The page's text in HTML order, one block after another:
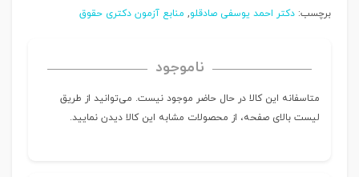
برچسب: دکتر احمد یوسفی صادقلو, منابع آزمون دکتری حقوق
ناموجود
متاسفانه این کالا در حال حاضر موجود نیست. می‌توانید از طریق
لیست بالای صفحه، از محصولات مشابه این کالا دیدن نمایید.